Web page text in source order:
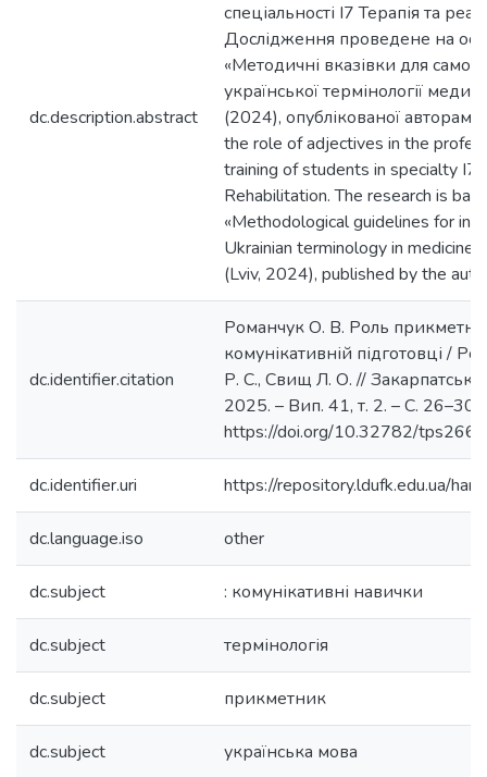
dc.description.abstract
спеціальності І7 Терапія та
Дослідження проведене на
«Методичні вказівки для
української термінології
(2024), опублікованої
the role of adjectives in the
training of students in specialty I7
Rehabilitation. The research is
«Methodological guidelines for
Ukrainian terminology in medicine
(Lviv, 2024), published by the
dc.identifier.citation
Романчук О. В. Роль
комунікативній підготовці /
Р. С., Свищ Л. О. // Закарпатські
2025. – Вип. 41, т. 2. – С. 26–30.
https://doi.org/10.32782/
dc.identifier.uri https://repository.ldufk.edu.ua/
dc.language.iso other
dc.subject : комунікативні навички
dc.subject термінологія
dc.subject прикметник
dc.subject українська мова